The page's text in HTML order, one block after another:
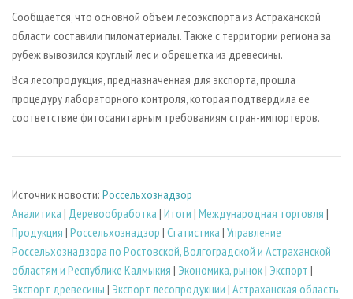
ИНСТРУМЕНТ И МАТЕРИАЛЫ
БИБЛИОТЕКА СПЕЦИАЛИСТА
Сообщается, что основной объем лесоэкспорта из Астраханской
области составили пиломатериалы. Также с территории региона за
рубеж вывозился круглый лес и обрешетка из древесины.
Вся лесопродукция, предназначенная для экспорта, прошла
процедуру лабораторного контроля, которая подтвердила ее
соответствие фитосанитарным требованиям стран-импортеров.
Источник новости: Россельхознадзор
Аналитика | Деревообработка | Итоги | Международная торговля |
Продукция | Россельхознадзор | Статистика | Управление
Россельхознадзора по Ростовской, Волгоградской и Астраханской
областям и Республике Калмыкия | Экономика, рынок| Экспорт |
Экспорт древесины | Экспорт лесопродукции | Астраханская область